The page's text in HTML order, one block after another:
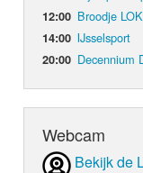
12:00 Broodje LOK
14:00 IJsselsport
20:00 Decennium
Webcam
Bekijk de